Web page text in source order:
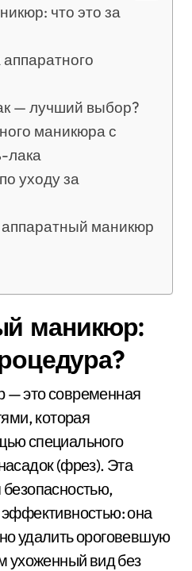
что это за
— лучший выбор?
маникюра с
лака
уходу за
аппаратный маникюр
маникюр:
которая
специального
(фрез). Эта
безопасностью,
она
удалить ороговевшую
ухоженный вид без